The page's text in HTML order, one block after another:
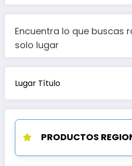
Encuentra lo que buscas
solo lugar
Lugar Título
PRODUCTOS